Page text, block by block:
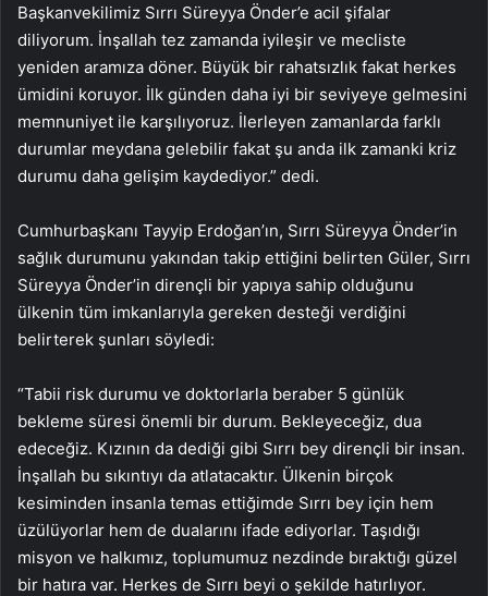
Başkanvekilimiz Sırrı Süreyya Önder’e acil şifalar
diliyorum. İnşallah tez zamanda iyileşir ve mecliste
yeniden aramıza döner. Büyük bir rahatsızlık fakat herkes
ümidini koruyor. İlk günden daha iyi bir seviyeye gelmesini
memnuniyet ile karşılıyoruz. İlerleyen zamanlarda farklı
durumlar meydana gelebilir fakat şu anda ilk zamanki kriz
durumu daha gelişim kaydediyor.” dedi.
Cumhurbaşkanı Tayyip Erdoğan’ın, Sırrı Süreyya Önder’in
sağlık durumunu yakından takip ettiğini belirten Güler, Sırrı
Süreyya Önder’in dirençli bir yapıya sahip olduğunu
ülkenin tüm imkanlarıyla gereken desteği verdiğini
belirterek şunları söyledi:
“Tabii risk durumu ve doktorlarla beraber 5 günlük
bekleme süresi önemli bir durum. Bekleyeceğiz, dua
edeceğiz. Kızının da dediği gibi Sırrı bey dirençli bir insan.
İnşallah bu sıkıntıyı da atlatacaktır. Ülkenin birçok
kesiminden insanla temas ettiğimde Sırrı bey için hem
üzülüyorlar hem de dualarını ifade ediyorlar. Taşıdığı
misyon ve halkımız, toplumumuz nezdinde bıraktığı güzel
bir hatıra var. Herkes de Sırrı beyi o şekilde hatırlıyor.